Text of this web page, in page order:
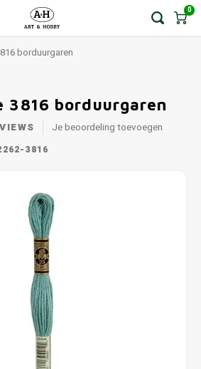
0
borduurgaren
3816 borduurgaren
Je beoordeling toevoegen
3816